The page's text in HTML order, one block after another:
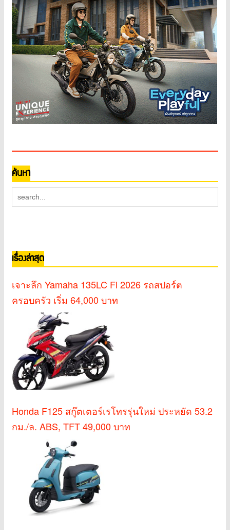
ค้นหา
เรื่องล่าสุด
เจาะลึก Yamaha 135LC Fi 2026 รถสปอร์ต
ครอบครัว เริ่ม 64,000 บาท
Honda F125 สกู๊ตเตอร์เรโทรรุ่นใหม่ ประหยัด 53.2
กม./ล. ABS, TFT 49,000 บาท